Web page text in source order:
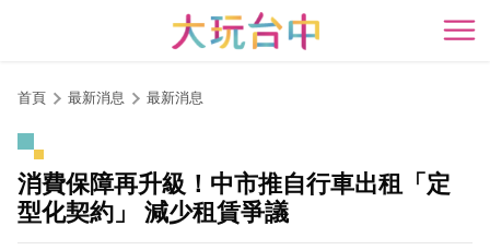
開
首頁 最新消息 最新消息
消費保障再升級！中市推自行車出租「定
型化契約」 減少租賃爭議